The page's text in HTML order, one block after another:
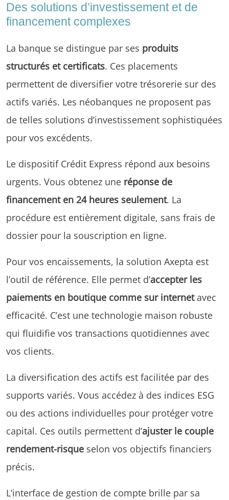
Des solutions d’investissement et de
financement complexes
La banque se distingue par ses produits
structurés et certificats. Ces placements
permettent de diversifier votre trésorerie sur des
actifs variés. Les néobanques ne proposent pas
de telles solutions d’investissement sophistiquées
pour vos excédents.
Le dispositif Crédit Express répond aux besoins
urgents. Vous obtenez une réponse de
financement en 24 heures seulement. La
procédure est entièrement digitale, sans frais de
dossier pour la souscription en ligne.
Pour vos encaissements, la solution Axepta est
l’outil de référence. Elle permet d’accepter les
paiements en boutique comme sur internetavec
efficacité. C’est une technologie maison robuste
qui fluidifie vos transactions quotidiennes avec
vos clients.
La diversification des actifs est facilitée par des
supports variés. Vous accédez à des indices ESG
ou des actions individuelles pour protéger votre
capital. Ces outils permettent d’ajuster le couple
rendement-risque selon vos objectifs financiers
précis.
L’interface de gestion de compte brille par sa